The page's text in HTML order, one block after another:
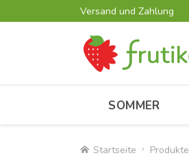
Versand und Zahlung
SOMMER
Startseite Produkte